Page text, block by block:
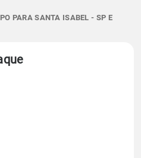
PARA SANTA ISABEL - SP E